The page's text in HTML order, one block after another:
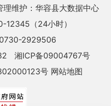
理维护：华容县大数据中心
12345（24小时）
2929506
湘ICP备09004767号
号 网站地图